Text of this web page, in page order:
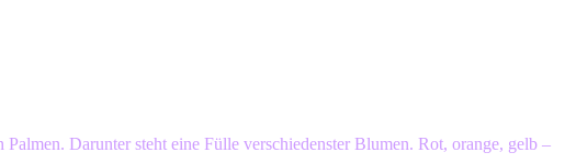
Darunter steht eine Fülle verschiedenster Blumen. Rot, orange, gelb –